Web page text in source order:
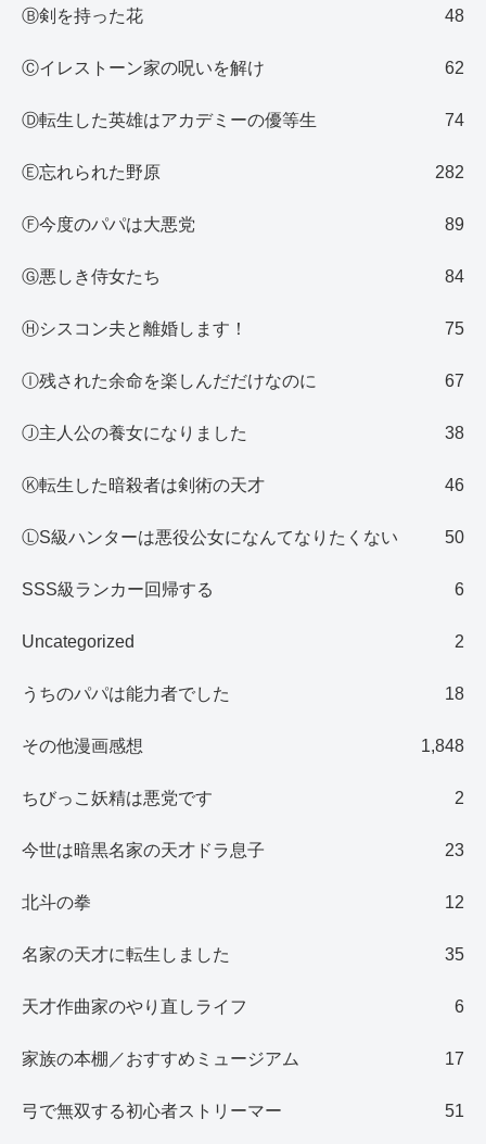
Ⓑ剣を持った花 48
Ⓒイレストーン家の呪いを解け 62
Ⓓ転生した英雄はアカデミーの優等生 74
Ⓔ忘れられた野原 282
Ⓕ今度のパパは大悪党 89
Ⓖ悪しき侍女たち 84
Ⓗシスコン夫と離婚します！ 75
Ⓘ残された余命を楽しんだだけなのに 67
Ⓙ主人公の養女になりました 38
Ⓚ転生した暗殺者は剣術の天才 46
ⓁS級ハンターは悪役公女になんてなりたくない 50
SSS級ランカー回帰する 6
Uncategorized 2
うちのパパは能力者でした 18
その他漫画感想 1,848
ちびっこ妖精は悪党です 2
今世は暗黒名家の天才ドラ息子 23
北斗の拳 12
名家の天才に転生しました 35
天才作曲家のやり直しライフ 6
家族の本棚／おすすめミュージアム 17
弓で無双する初心者ストリーマー 51